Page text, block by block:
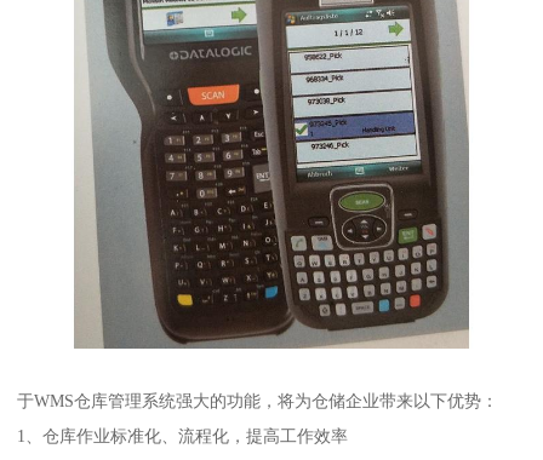
于WMS仓库管理系统强大的功能，将为仓储企业带来以下优势：
1、仓库作业标准化、流程化，提高工作效率